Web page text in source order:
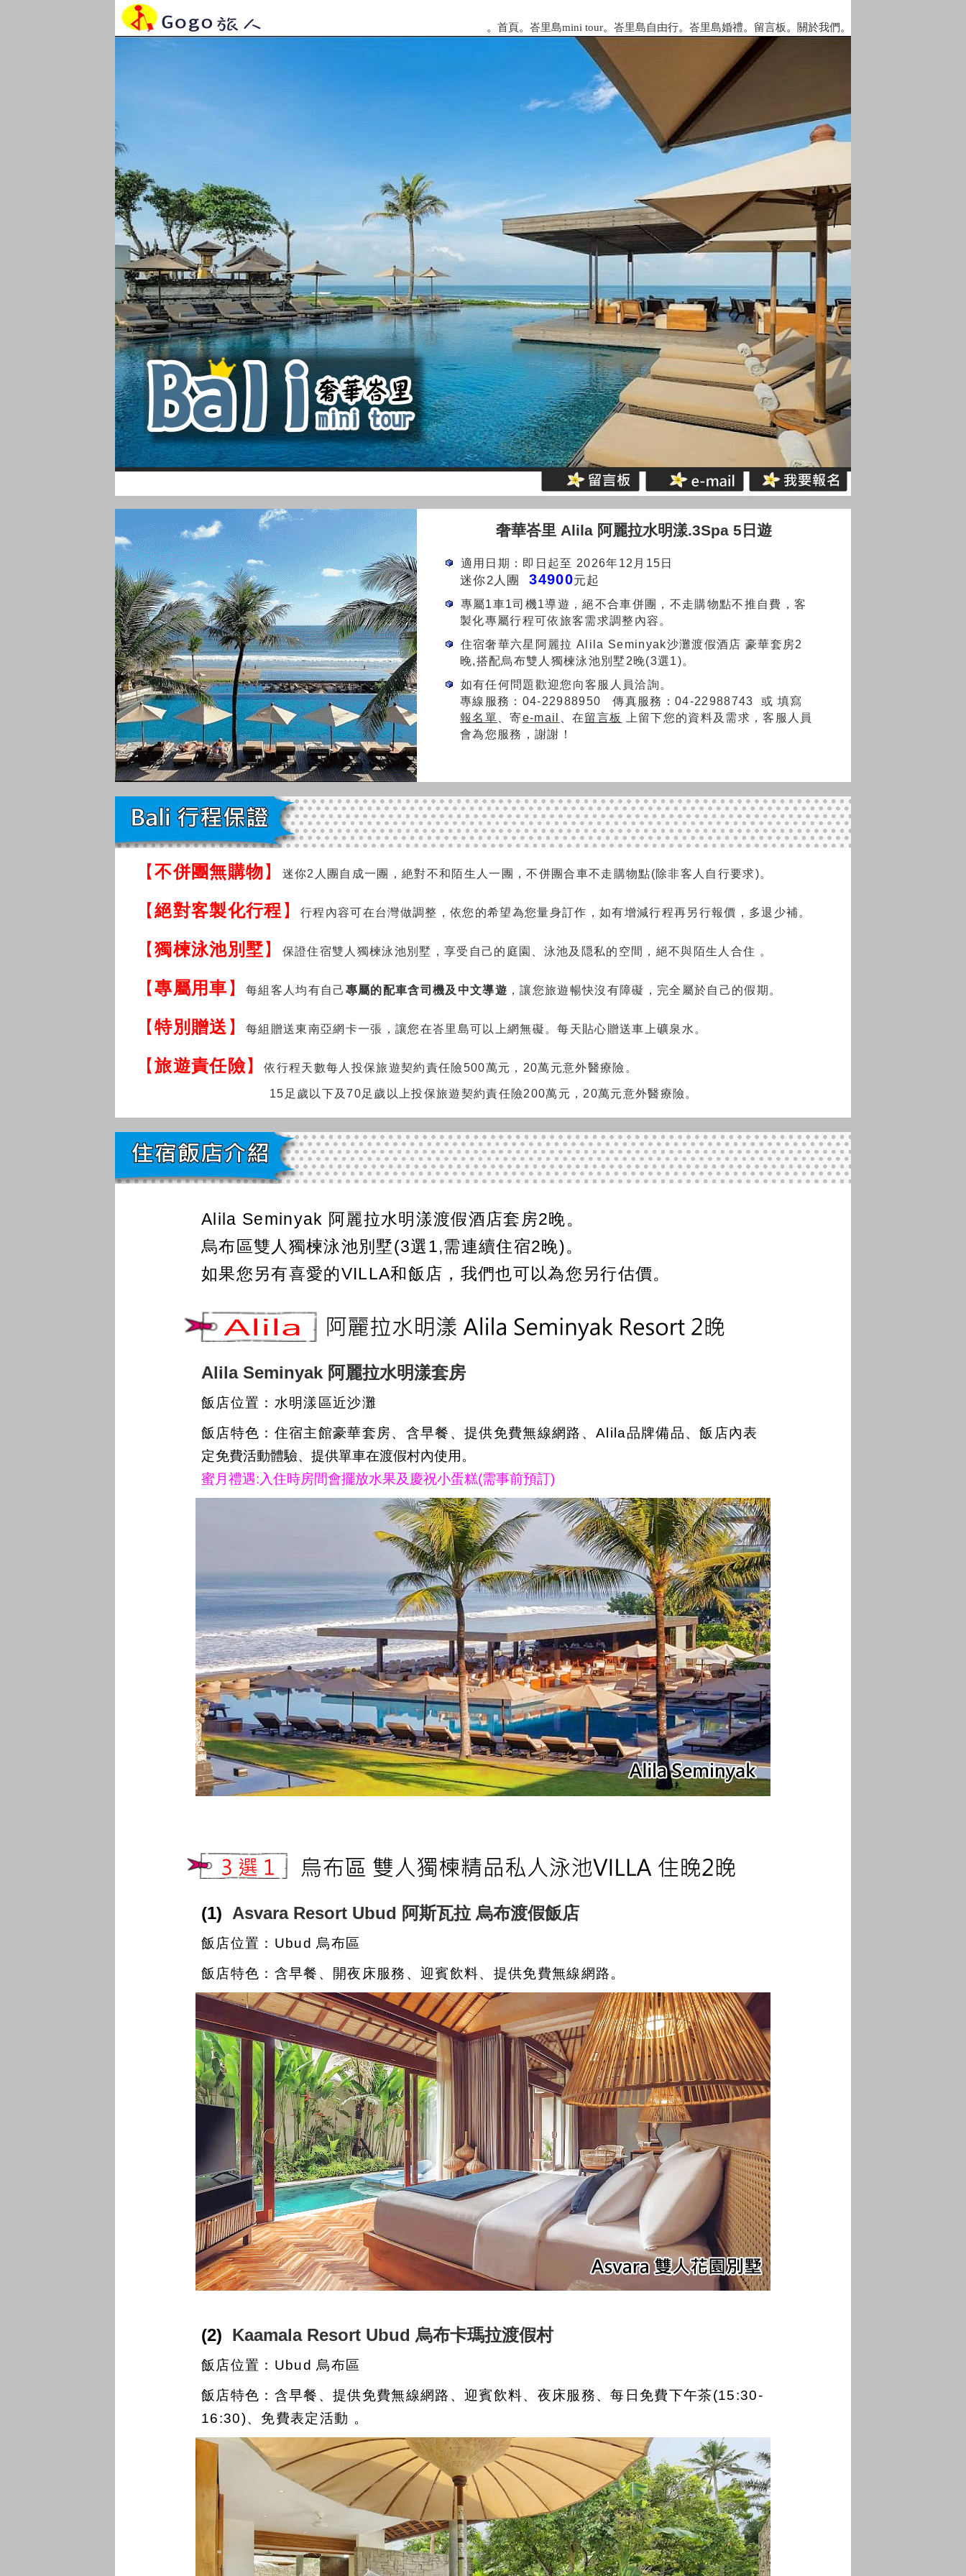
。 首頁。 峇里島mini tour。 峇里島自由行。 峇里島婚禮。 留言板 。 關於我們 。
奢華峇里 Alila 阿麗拉水明漾.3Spa 5日遊
適用日期：即日起至 2026年12月15日
迷你2人團 34900元起
專屬1車1司機1導遊，絕不合車併團，不走購物點不推自費，客
製化專屬行程可依旅客需求調整內容。
住宿奢華六星阿麗拉 Alila Seminyak沙灘渡假酒店 豪華套房2
晚,搭配烏布雙人獨楝泳池別墅2晚(3選1)。
如有任何問題歡迎您向客服人員洽詢。
專線服務：04-22988950 傳真服務：04-22988743或 填寫
報名單 、寄e-mail 、在留言板
上留下您的資料及需求，客服人員
會為您服務，謝謝！
【不併團無購物】 迷你2人團自成一團，絶對不和陌生人一團，不併團合車不走購物點(除非客人自行要求)。
【絕對客製化行程 】行程內容可在台灣做調整，依您的希望為您量身訂作，如有增減行程再另行報價，多退少補。
【獨楝泳池別墅】 保證住宿雙人獨楝泳池別墅，享受自己的庭園、泳池及隠私的空間，絕不與陌生人合住 。
【專屬用車 】每組客人均有自己 專屬的配車含司機及中文導遊 ，讓您旅遊暢快沒有障礙，完全屬於自己的假期。
【特別贈送 】每組贈送東南亞網卡一張，讓您在峇里島可以上網無礙。每天貼心贈送車上礦泉水。
【旅遊責任險】依行程天數每人投保旅遊契約責任險500萬元，20萬元意外醫療險。
15足歲以下及70足歲以上投保旅遊契約責任險200萬元，20萬元意外醫療險。
Alila Seminyak 阿麗拉水明漾渡假酒店套房2晚。
烏布區雙人獨楝泳池別墅(3選1,需連續住宿2晚)。
如果您另有喜愛的VILLA和飯店，我們也可以為您另行估價。
Alila Seminyak 阿麗拉水明漾套房
飯店位置：水明漾區近沙灘
飯店特色：住宿主館豪華套房、含早餐、提供免費無線網路、Alila品牌備品、飯店內表
定免費活動體驗、提供單車在渡假村內使用。
蜜月禮遇:入住時房間會擺放水果及慶祝小蛋糕(需事前預訂)
(1) Asvara Resort Ubud 阿斯瓦拉 烏布渡假飯店
飯店位置：Ubud 烏布區
飯店特色： 含早餐、 開夜床服務 、迎賓飲料、 提供免費無線網路。
(2) Kaamala Resort Ubud 烏布卡瑪拉渡假村
飯店位置：Ubud 烏布區
飯店特色：含早餐、提供免費無線網路、迎賓飲料、夜床服務、每日免費下午茶(15:30-
16:30)、免費表定活動 。